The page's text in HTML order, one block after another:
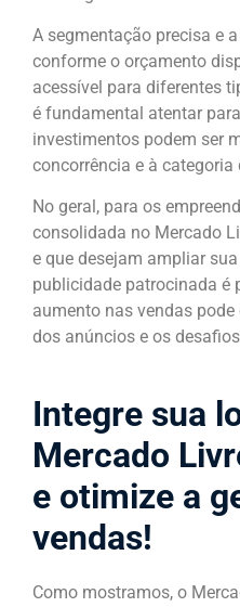
A segmentação precisa e
conforme o orçamento
acessível para diferentes
é fundamental atentar
investimentos podem ser
concorrência e à categoria
No geral, para os
consolidada no Mercado
e que desejam ampliar
publicidade patrocinada é
aumento nas vendas
dos anúncios e os
Integre sua
Mercado
e otimize a
vendas!
Como mostramos, o